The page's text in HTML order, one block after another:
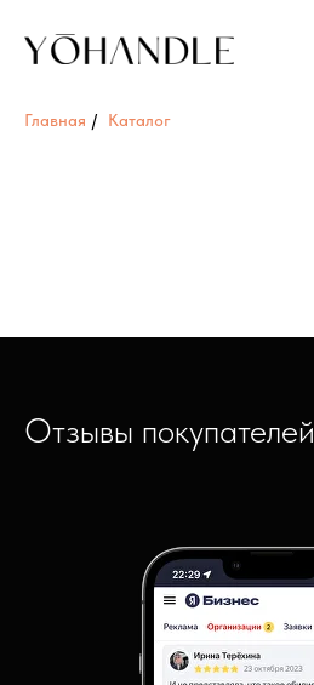
Главная / Каталог
Отзывы покупателей